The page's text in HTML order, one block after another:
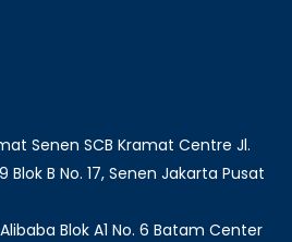
Senen SCB Kramat Centre Jl.
B No. 17, Senen Jakarta Pusat
Blok A1 No. 6 Batam Center